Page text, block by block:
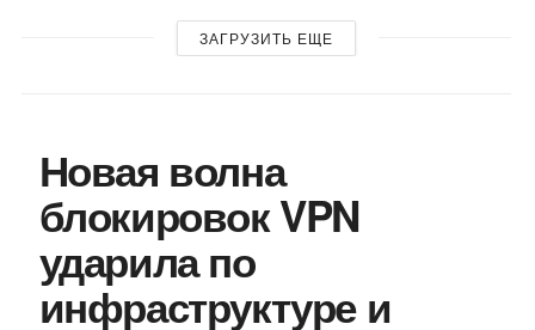
ЗАГРУЗИТЬ ЕЩЕ
Новая волна
блокировок VPN
ударила по
инфраструктуре и